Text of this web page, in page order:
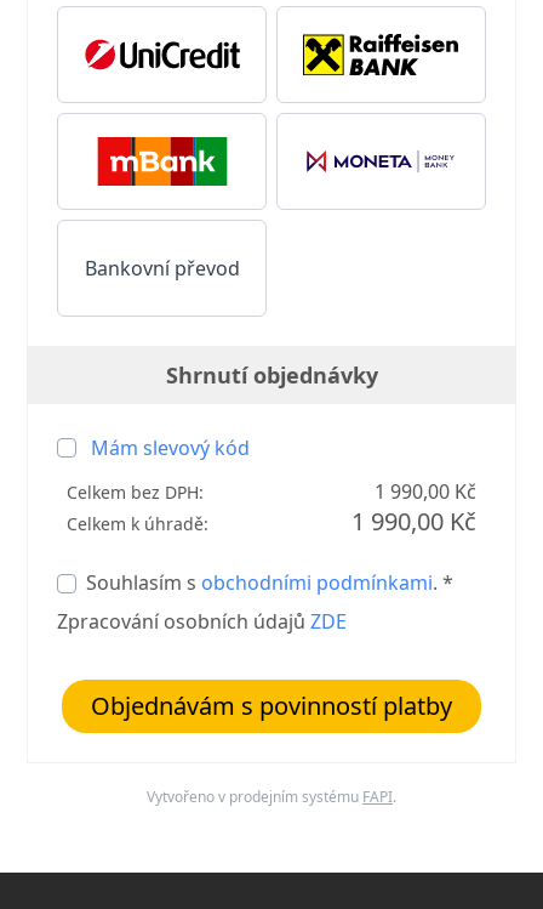
Bankovní převod
Shrnutí objednávky
Mám slevový kód
Celkem bez DPH: 1 990,00 Kč
Celkem k úhradě: 1 990,00 Kč
Souhlasím s obchodními podmínkami. *
Zpracování osobních údajůZDE
Objednávám s povinností platby
Vytvořeno v prodejním systému FAPI.